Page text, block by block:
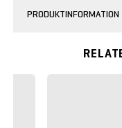
PRODUKTINFORMATION